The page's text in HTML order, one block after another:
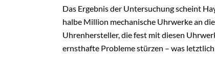
Das Ergebnis der Untersuchung scheint
halbe Million mechanische Uhrwerke an
Uhrenhersteller, die fest mit diesen
ernsthafte Probleme stürzen – was